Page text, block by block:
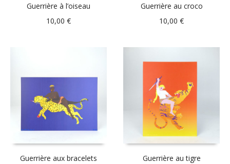
Guerrière à l’oiseau
10,00 €
Guerrière au croco
10,00€
Guerrière aux bracelets
Guerrière au tigre